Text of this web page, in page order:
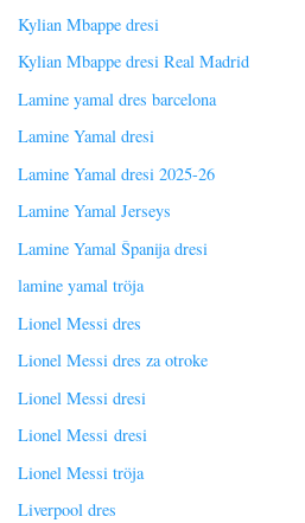
Kylian Mbappe dresi
Kylian Mbappe dresi Real Madrid
Lamine yamal dres barcelona
Lamine Yamal dresi
Lamine Yamal dresi 2025-26
Lamine Yamal Jerseys
Lamine Yamal Španija dresi
lamine yamal tröja
Lionel Messi dres
Lionel Messi dres za otroke
Lionel Messi dresi
Lionel Messi dresi
Lionel Messi tröja
Liverpool dres